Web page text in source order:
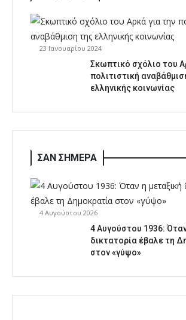
23 Ιανουαρίου 2024
Σκωπτικό σχόλιο του
πολιτιστική
ελληνικής κοινωνίας
ΣΑΝ ΣΗΜΕΡΑ
4 Αυγούστου 2026
4 Αυγούστου 1936:
δικτατορία έβαλε τη
στον «γύψο»